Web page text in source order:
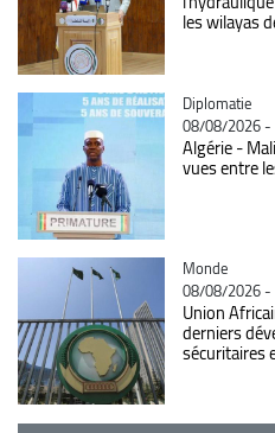
les wilayas
Catégorie
Diplomatie
08/08/2026 -
Algérie -
vues entre
Catégorie
Monde
08/08/2026 -
Union
derniers
sécuritaires